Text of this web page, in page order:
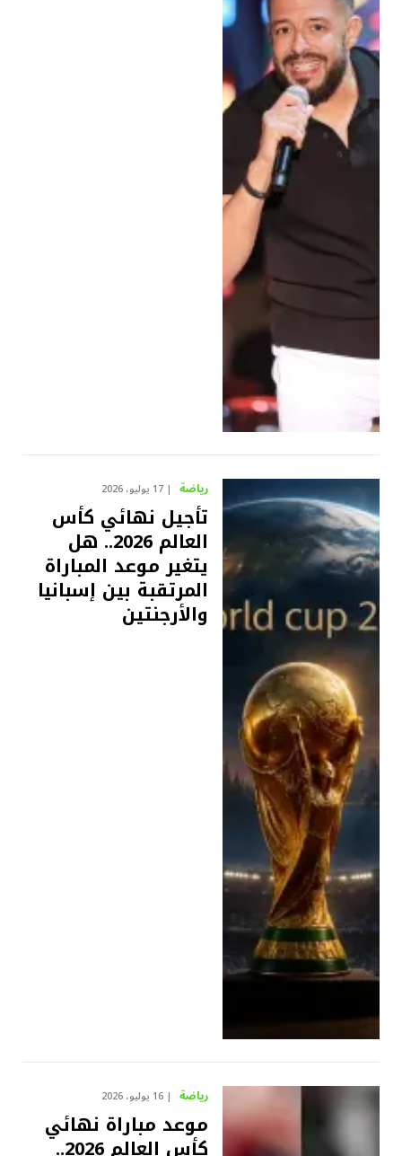
رياضة 17 يوليو، 2026
تأجيل نهائي كأس
العالم 2026.. هل
يتغير موعد المباراة
المرتقبة بين إسبانيا
والأرجنتين
رياضة 16 يوليو، 2026
موعد مباراة نهائي
كأس العالم 2026..